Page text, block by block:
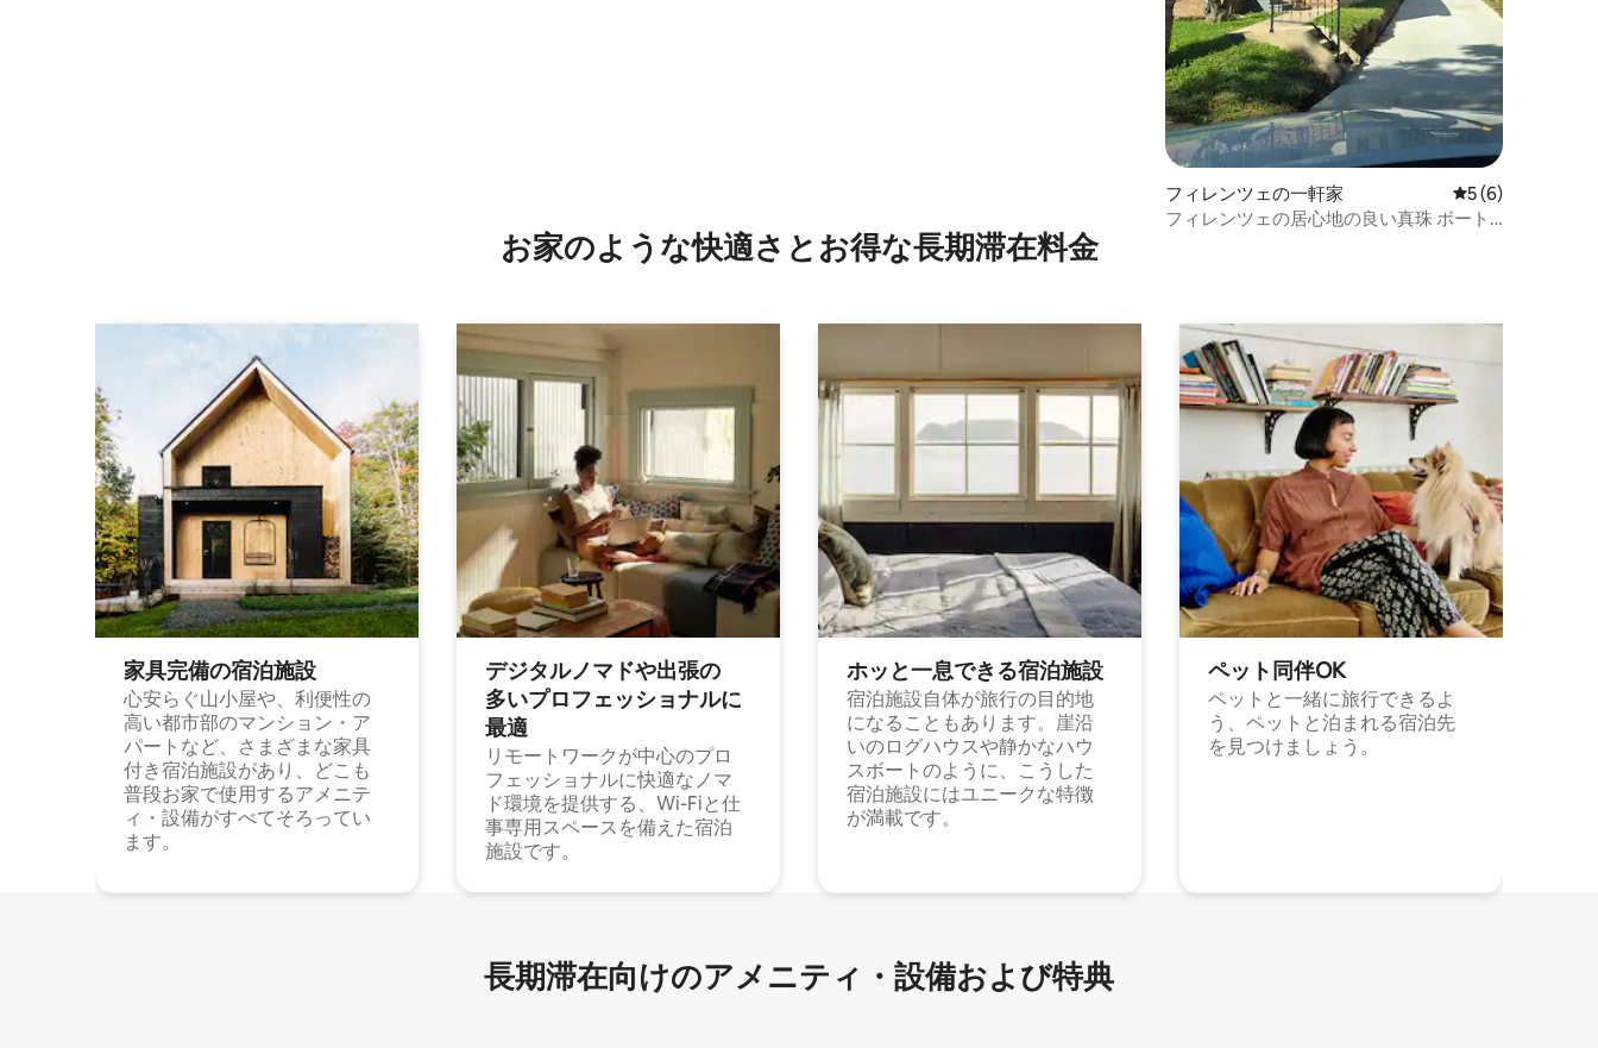
フィレンツェの一軒家 レビュー6件、5
5 (6)
フィレンツェの居心地の良い真珠 ボート
お家のような快⁠適⁠さ⁠とお⁠得⁠な長⁠期⁠滞⁠在料⁠金
家具完備の宿⁠泊⁠施⁠設
心安らぐ山小屋や、利便性の
高い都市部のマンション・ア
パートなど、さまざまな家具
付き宿泊施設があり、どこも
普段お家で使用するアメニテ
ィ・設備がすべてそろってい
ます。
デジタルノマドや出⁠張⁠の
多⁠いプ⁠ロ⁠フ⁠ェ⁠ッ⁠シ⁠ョ⁠ナ⁠ル⁠に
最⁠適
リモートワークが中心のプロ
フェッショナルに快適なノマ
ド環境を提供する、Wi-Fiと仕
事専用スペースを備えた宿泊
施設です。
ホッと一⁠息⁠で⁠き⁠る宿⁠泊施⁠設
宿泊施設自体が旅行の目的地
になることもあります。崖沿
いのログハウスや静かなハウ
スボートのように、こうした
宿泊施設にはユニークな特徴
が満載です。
ペット同⁠伴OK
ペットと一緒に旅行できるよ
う、ペットと泊まれる宿泊先
を見つけましょう。
長期滞在向け⁠のア⁠メ⁠ニ⁠テ⁠ィ⁠・設⁠備⁠および特⁠典